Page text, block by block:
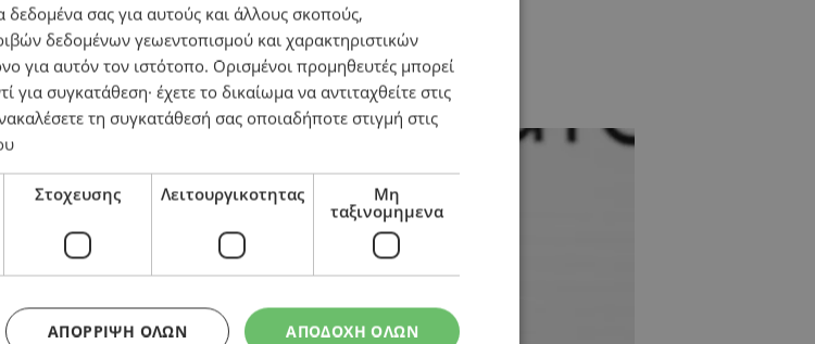
να την τιμήσουμε
δεδομένα σας για αυτούς και άλλους σκοπούς,
δεδομένων γεωεντοπισμού και χαρακτηριστικών
για αυτόν τον ιστότοπο. Ορισμένοι προμηθευτές μπορεί
συγκατάθεση· έχετε το δικαίωμα να αντιταχθείτε στις
τη συγκατάθεσή σας οποιαδήποτε στιγμή στις
Στοχευσης Λειτουργικοτητας
Μη
ταξινομημενα
ΑΠΟΔΟΧΗ ΟΛΩΝ
ΑΠΌΡΡΙΨΗ ΌΛΩΝ